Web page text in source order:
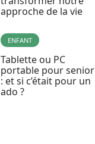
approche de la vie
ENFANT
Tablette ou PC
portable pour senior
: et si c’était pour un
ado ?